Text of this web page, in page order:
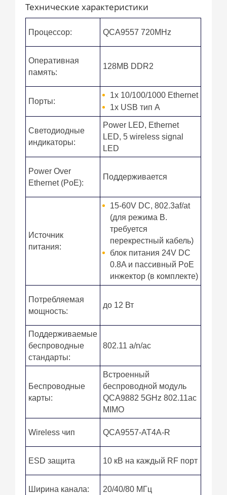
Технические характеристики
Процессор: QCA9557 720MHz
Оперативная
память:
128MB DDR2
Порты:
1x 10/100/1000 Ethernet
1x USB тип А
Светодиодные
индикаторы:
Power LED, Ethernet
LED, 5 wireless signal
LED
Power Over
Ethernet (PoE):
Поддерживается
Источник
питания:
15-60V DC, 802.3af/at
(для режима B.
требуется
перекрестный кабель)
блок питания 24V DC
0.8A и пассивный PoE
инжектор (в комплекте)
Потребляемая
мощность:
до 12 Вт
Поддерживаемые
беспроводные
стандарты:
802.11 a/n/ac
Беспроводные
карты:
Встроенный
беспроводной модуль
QCA9882 5GHz 802.11ac
MIMO
Wireless чип QCA9557-AT4A-R
ESD защита 10 кВ на каждый RF порт
Ширина канала: 20/40/80 МГц